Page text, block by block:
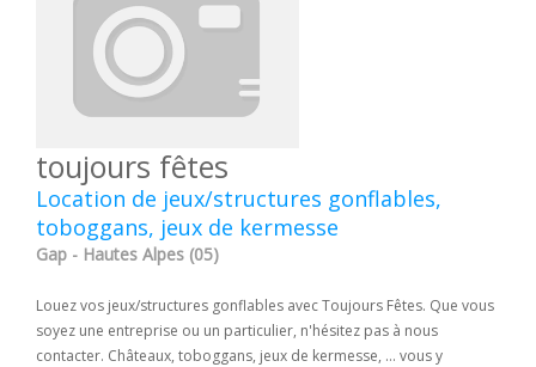
toujours fêtes
Location de jeux/structures gonflables,
toboggans, jeux de kermesse
Gap - Hautes Alpes (05)
Louez vos jeux/structures gonflables avec Toujours Fêtes. Que vous
soyez une entreprise ou un particulier, n'hésitez pas à nous
contacter. Châteaux, toboggans, jeux de kermesse, ... vous y